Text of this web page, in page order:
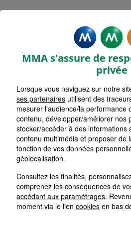
Assurance Nouvelle-Aquitaine
Assurance Haute-Vienne (87)
MMA s'assure de
privée
Lorsque vous naviguez sur notre
ses partenaires utilisent des
mesurer l'audience/la performance
contenu, développer/améliorer nos
stocker/accéder à des informations
contenu multimédia et proposer de
fonction de vos données
géolocalisation.
Consultez les finalités,
comprenez les conséquences de
accédant aux paramétrages.
moment via le lien cookies en bas